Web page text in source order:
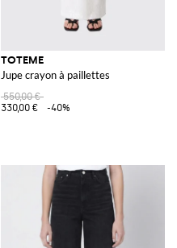
TOTEME
Jupe crayon à paillettes
550,00 €
330,00 €
-40%